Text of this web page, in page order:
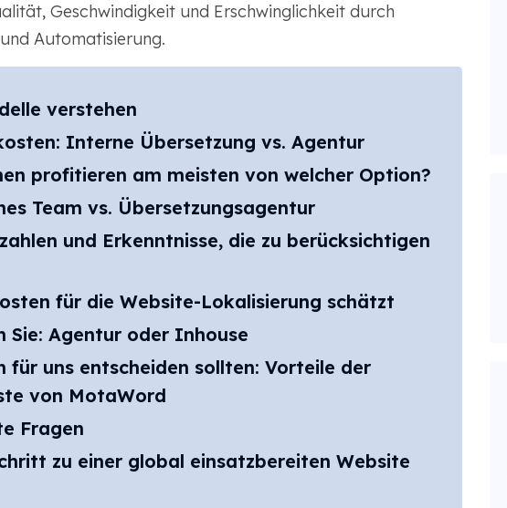
Geschwindigkeit und Erschwinglichkeit durch
Automatisierung.
verstehen
Interne Übersetzung vs. Agentur
profitieren am meisten von welcher Option?
Team vs. Übersetzungsagentur
und Erkenntnisse, die zu berücksichtigen
für die Website-Lokalisierung schätzt
Sie: Agentur oder Inhouse
für uns entscheiden sollten: Vorteile der
von MotaWord
Fragen
zu einer global einsatzbereiten Website